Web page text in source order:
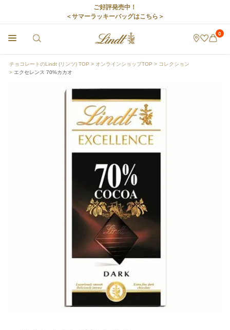
ご好評発売中！
＜サマーラッキーバッグはこちら＞
0
チョコレートのLindt (リンツ) TOP オンラインショップTOP
コレクション
エクセレンス 70%カカオ